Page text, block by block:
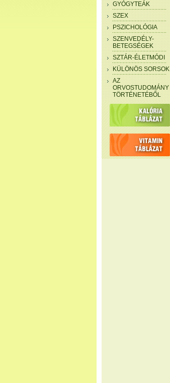
GYÓGYTEÁK
SZEX
PSZICHOLÓGIA
SZENVEDÉLY-
BETEGSÉGEK
SZTÁR-ÉLETMÓDI
KÜLÖNÖS SORSOK
AZ
ORVOSTUDOMÁNY
TÖRTÉNETÉBŐL